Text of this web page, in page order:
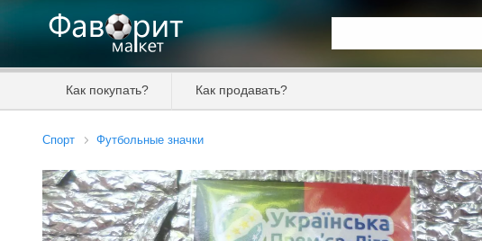
Как покупать? Как продавать?
Спорт Футбольные значки